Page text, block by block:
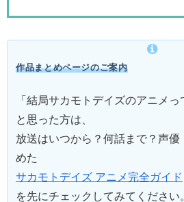
作品まとめページのご案内
「結局サカモトデイズのアニメっ
と思った方は、
放送はいつから？何話まで？声優
めた
サカモトデイズ アニメ完全ガイド
を先にチェックしてみてください